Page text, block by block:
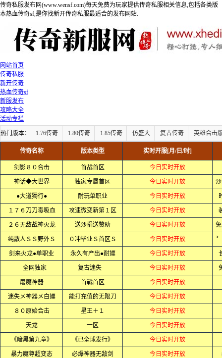
传奇私服发布网(www.wensf.com)每天免费为玩家提供传奇私服相关信息,包括各类版
本热血传奇sf,是你找新开传奇私服最适合的发布网站.
网站首页
传奇私服
新开传奇
热血传奇sf
新服发布
攻略大全
活动专栏
热门版本： 1.76传奇 1.80传奇 1.85传奇 仿盛大 复古传奇 英雄合击
传奇名称 版本类型 实时开服[月/日/时]
剑影８０合击 首战首区 今日实时开放
神话◆大世界 独家专属首区 今日实时开放
●大道獨行● 耐玩单职业 今日实时开放
１７６刀刀毒吸血 攻速微变新第１区 今日实时开放
２６无敌战神火龙 送沙捐送赞助 今日实时开放
纯散人ＳＳ野外Ｓ ０冲毕业Ｓ首区Ｓ 今日实时开放
剑来火龙●单职业 永久有产出●耐嫖 今日实时开放
全网独家 复古迷失 今日实时开放
屠魔神器 首戰首区 今日实时开放
迷失メ神器メ白嫖 能打充值的无限刀 今日实时开放
８０原始合击 星王＋１ 今日实时开放
天龙 一区 今日实时开放
《暗黑第九章》 《已全球发行》 今日实时开放
暴力魔尊超变态 必爆神器无敌剑 今日实时开放